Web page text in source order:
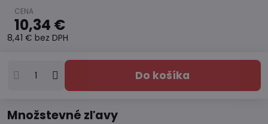
10,34 €
8,41 € bez DPH
Do košíka
Množstevné zľavy